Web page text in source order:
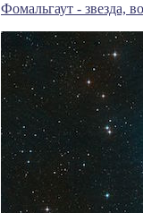
Фомальгаут - звезда,